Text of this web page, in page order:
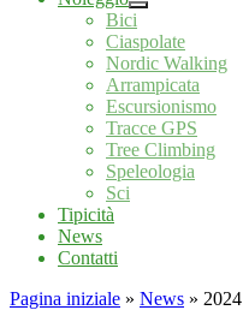
Bici
Ciaspolate
Nordic Walking
Arrampicata
Escursionismo
Tracce GPS
Tree Climbing
Speleologia
Sci
Tipicità
News
Contatti
Pagina iniziale » News » 2024